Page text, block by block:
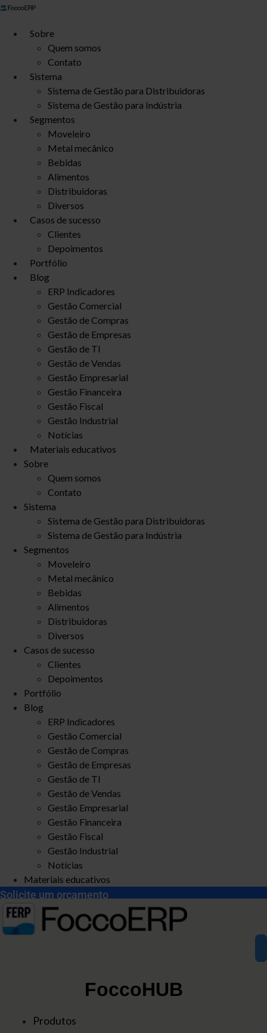
Ir
conteúdo
Sobre
Quem somos
Contato
Sistema
Sistema de Gestão para Distribuidoras
Sistema de Gestão para Indústria
Segmentos
Moveleiro
Metal mecânico
Bebidas
Alimentos
Distribuidoras
Diversos
Casos de sucesso
Clientes
Depoimentos
Portfólio
Blog
ERP Indicadores
Gestão Comercial
Gestão de Compras
Gestão de Empresas
Gestão de TI
Gestão de Vendas
Gestão Empresarial
Gestão Financeira
Gestão Fiscal
Gestão Industrial
Notícias
Materiais educativos
Sobre
Quem somos
Contato
Sistema
Sistema de Gestão para Distribuidoras
Sistema de Gestão para Indústria
Segmentos
Moveleiro
Metal mecânico
Bebidas
Alimentos
Distribuidoras
Diversos
Casos de sucesso
Clientes
Depoimentos
Portfólio
Blog
ERP Indicadores
Gestão Comercial
Gestão de Compras
Gestão de Empresas
Gestão de TI
Gestão de Vendas
Gestão Empresarial
Gestão Financeira
Gestão Fiscal
Gestão Industrial
Notícias
Materiais educativos
Solicite um orçamento
FoccoHUB
Produtos